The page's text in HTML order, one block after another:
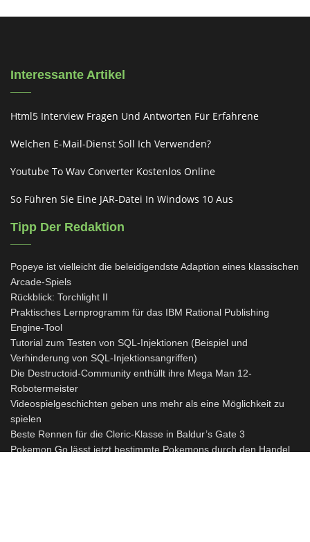
Interessante Artikel
Html5 Interview Fragen Und Antworten Für Erfahrene
Welchen E-Mail-Dienst Soll Ich Verwenden?
Youtube To Wav Converter Kostenlos Online
So Führen Sie Eine JAR-Datei In Windows 10 Aus
Tipp Der Redaktion
Popeye ist vielleicht die beleidigendste Adaption eines klassischen
Arcade-Spiels
Rückblick: Torchlight II
Praktisches Lernprogramm für das IBM Rational Publishing
Engine-Tool
Tutorial zum Testen von SQL-Injektionen (Beispiel und
Verhinderung von SQL-Injektionsangriffen)
Die Destructoid-Community enthüllt ihre Mega Man 12-
Robotermeister
Videospielgeschichten geben uns mehr als eine Möglichkeit zu
spielen
Beste Rennen für die Cleric-Klasse in Baldur’s Gate 3
Pokemon Go lässt jetzt bestimmte Pokemons durch den Handel